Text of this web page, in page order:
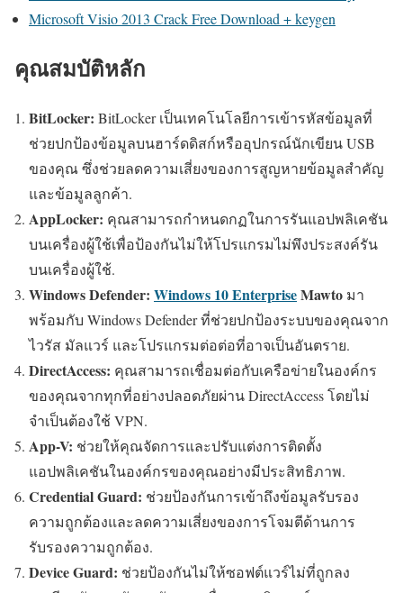
Microsoft Visio 2013 Crack Free Download + keygen
คุณสมบัติหลัก
BitLocker: BitLocker เป็นเทคโนโลยีการเข้ารหัสข้อมูลที่
ช่วยปกป้องข้อมูลบนฮาร์ดดิสก์หรืออุปกรณ์นักเขียน USB
ของคุณ ซึ่งช่วยลดความเสี่ยงของการสูญหายข้อมูลสำคัญ
และข้อมูลลูกค้า.
AppLocker: คุณสามารถกำหนดกฏในการรันแอปพลิเคชัน
บนเครื่องผู้ใช้เพื่อป้องกันไม่ให้โปรแกรมไม่พึงประสงค์รัน
บนเครื่องผู้ใช้.
Windows Defender: Windows 10 EnterpriseMawto มา
พร้อมกับ Windows Defender ที่ช่วยปกป้องระบบของคุณจาก
ไวรัส มัลแวร์ และโปรแกรมต่อต่อที่อาจเป็นอันตราย.
DirectAccess: คุณสามารถเชื่อมต่อกับเครือข่ายในองค์กร
ของคุณจากทุกที่อย่างปลอดภัยผ่าน DirectAccess โดยไม่
จำเป็นต้องใช้ VPN.
App-V: ช่วยให้คุณจัดการและปรับแต่งการติดตั้ง
แอปพลิเคชันในองค์กรของคุณอย่างมีประสิทธิภาพ.
Credential Guard: ช่วยป้องกันการเข้าถึงข้อมูลรับรอง
ความถูกต้องและลดความเสี่ยงของการโจมตีด้านการ
รับรองความถูกต้อง.
Device Guard: ช่วยป้องกันไม่ให้ซอฟต์แวร์ไม่ที่ถูกลง